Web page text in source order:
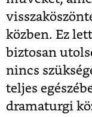
közben. Ez
biztosan
nincs
teljes
dramaturgi